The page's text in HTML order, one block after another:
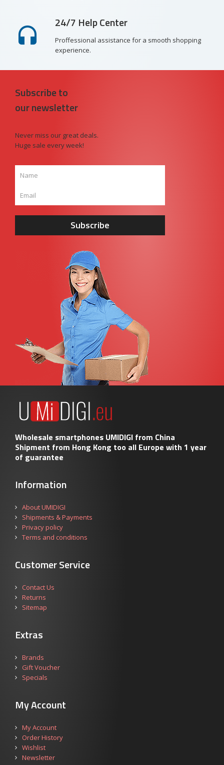
24/7 Help Center
Proffessional assistance for a smooth shopping
experience.
Subscribe to
our newsletter
Never miss our great deals.
Huge sale every week!
Subscribe
Wholesale smartphones UMIDIGI from China
Shipment from Hong Kong too all Europe with 1 year
of guarantee
Information
About UMIDIGI
Shipments & Payments
Privacy policy
Terms and conditions
Customer Service
Contact Us
Returns
Sitemap
Extras
Brands
Gift Voucher
Specials
My Account
My Account
Order History
Wishlist
Newsletter